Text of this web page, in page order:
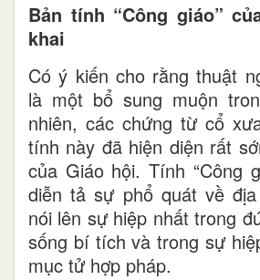
Bản tính “Công giáo”
khai
Có ý kiến cho rằng thuật
là một bổ sung muộn
nhiên, các chứng từ cổ
tính này đã hiện diện rất
của Giáo hội. Tính “Công
diễn tả sự phổ quát về
nói lên sự hiệp nhất trong
sống bí tích và trong sự
mục tử hợp pháp.